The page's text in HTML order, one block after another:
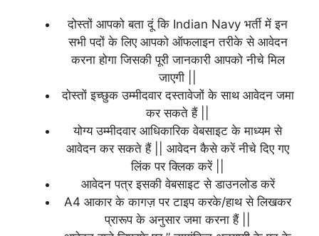
दोस्तों आपको बता दूं कि Indian Navy भर्ती में इन
सभी पदों के लिए आपको ऑफलाइन तरीके से आवेदन
करना होगा जिसकी पूरी जानकारी आपको नीचे मिल
जाएगी ||
दोस्तों इच्छुक उम्मीदवार दस्तावेजों के साथ आवेदन जमा
कर सकते हैं ||
योग्य उम्मीदवार आधिकारिक वेबसाइट के माध्यम से
आवेदन कर सकते हैं || आवेदन कैसे करें नीचे दिए गए
लिंक पर क्लिक करें ||
आवेदन पत्र इसकी वेबसाइट से डाउनलोड करें
A4 आकार के कागज़ पर टाइप करके/हाथ से लिखकर
प्रारूप के अनुसार जमा करना हैं ||